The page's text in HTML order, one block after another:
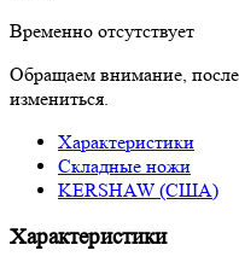
Временно отсутствует
Обращаем внимание,
измениться.
Характеристики
Складные ножи
KERSHAW (США)
Характеристики